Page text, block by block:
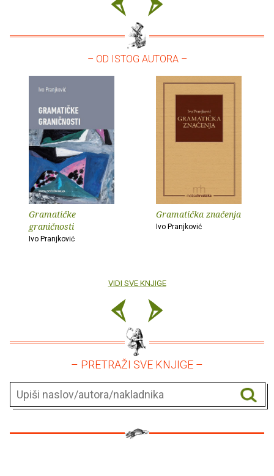
– OD ISTOG AUTORA –
Gramatičke
graničnosti
Ivo Pranjković
Gramatička značenja
Ivo Pranjković
VIDI SVE KNJIGE
– PRETRAŽI SVE KNJIGE –